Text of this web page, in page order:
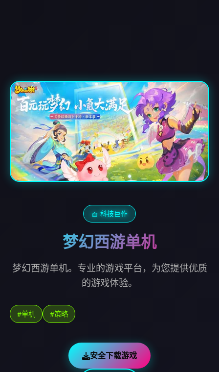
🧺 科技巨作
梦幻西游单机
梦幻西游单机。专业的游戏平台，为您提供优质
的游戏体验。
#单机 #策略
安全下载游戏